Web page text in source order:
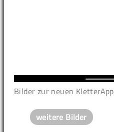
Bilder zur neuen KletterApp
weitere Bilder